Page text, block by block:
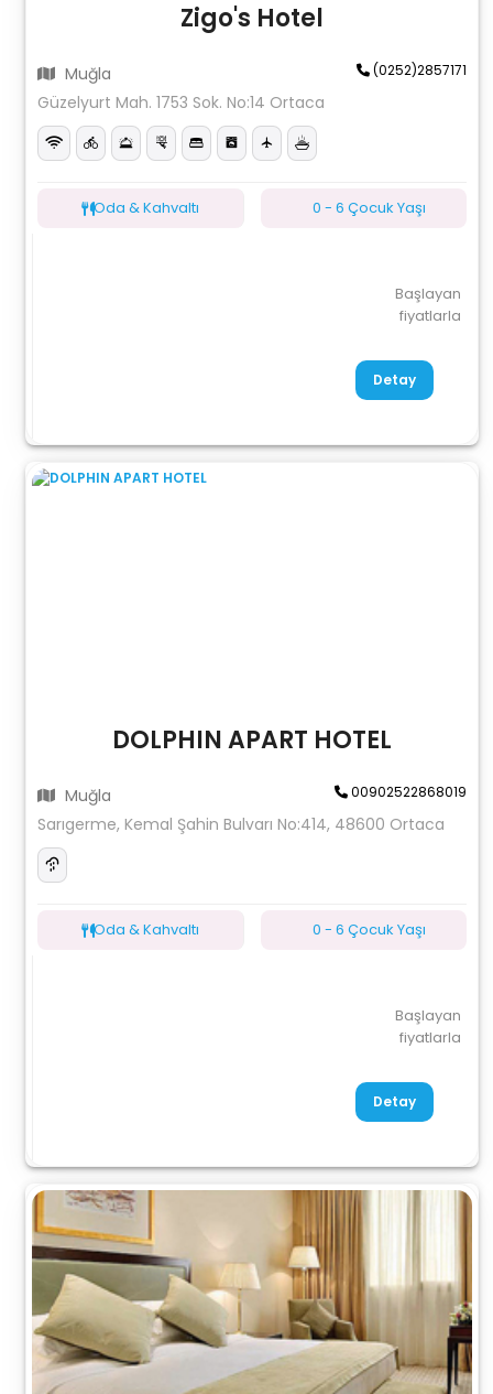
Zigo's Hotel
Muğla (0252)2857171
Güzelyurt Mah. 1753 Sok. No:14 Ortaca
Oda & Kahvaltı 0 - 6 Çocuk Yaşı
Başlayan
fiyatlarla
Detay
DOLPHIN APART HOTEL
Muğla 00902522868019
Sarıgerme, Kemal Şahin Bulvarı No:414, 48600 Ortaca
Oda & Kahvaltı 0 - 6 Çocuk Yaşı
Başlayan
fiyatlarla
Detay